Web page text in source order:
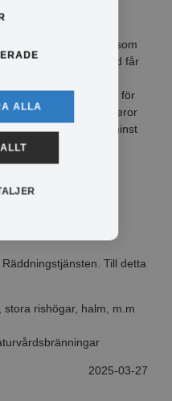
och/eller blåsigt eftersom
Eldningsförbud får
brännbart material, för
strålningsvärmen, beror
bör avståndet vara minst
(t.ex. en
blivit mörkt.
Till detta
stora rishögar, halm, m.m
2025-03-27
ALLA